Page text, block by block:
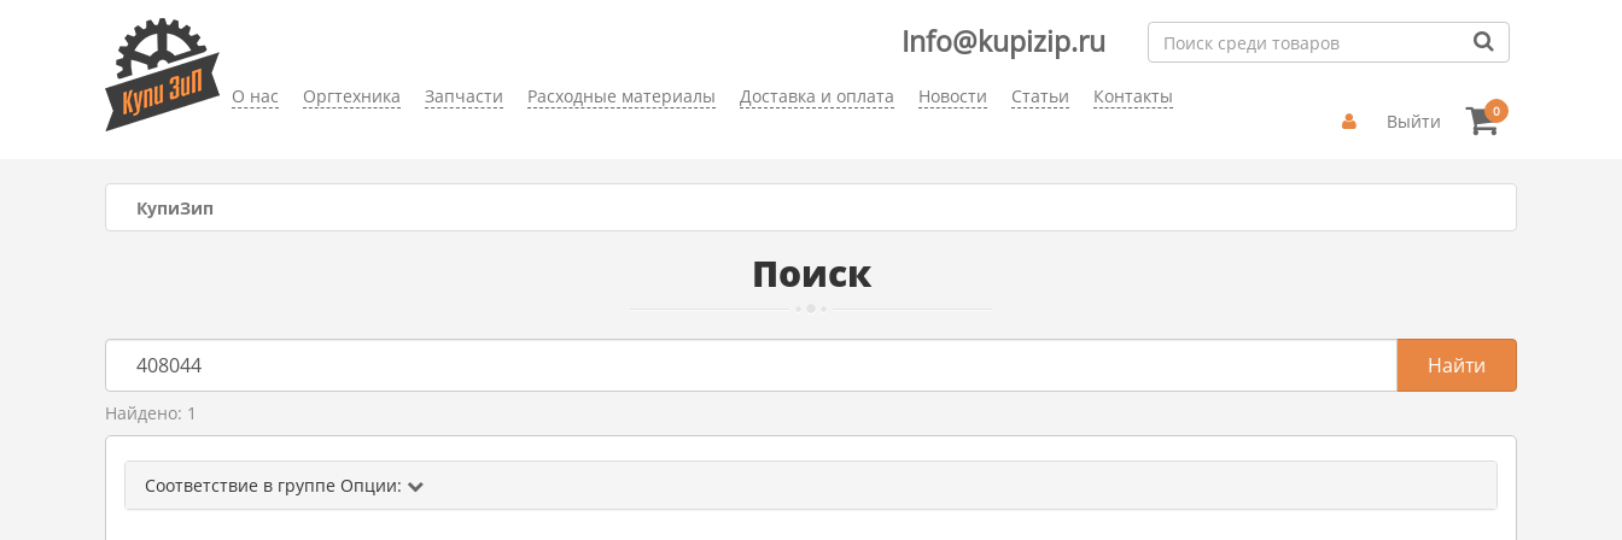
О нас Оргтехника Запчасти Расходные материалы Доставка и оплата Новости Статьи Контакты
Info@kupizip.ru
Выйти 0
КупиЗип
Поиск
Найдено: 1
Соответствие в группе Опции: